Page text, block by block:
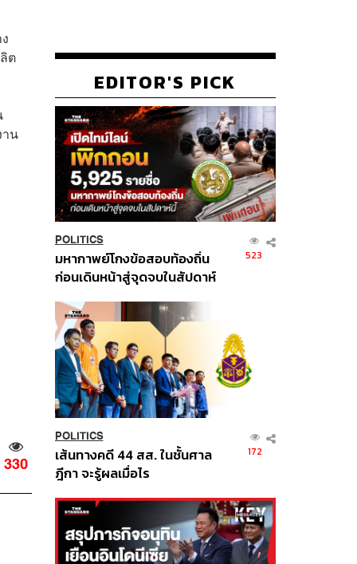
ต
าน
330
EDITOR'S PICK
POLITICS
มหากาพย์โกงข้อสอบท้องถิ่น
ก่อนเดินหน้าสู่จุดจบในสัปดาห์
523
POLITICS
เส้นทางคดี 44 สส. ในชั้นศาล
ฎีกา จะรู้ผลเมื่อไร
172